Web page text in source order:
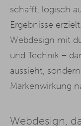
schafft, logisch
Ergebnisse
Webdesign mit
und Technik –
aussieht,
Markenwirkung
Webdesign,